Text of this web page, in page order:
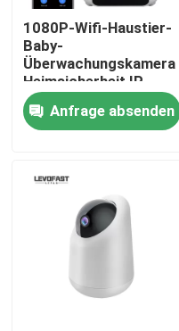
Werksbesichtigung
Qualitätskontrolle
Neuigkeiten
1080P-Wifi-Haustier-
Baby-
Überwachungskamera
Heimsicherheit IP-
Kamera mit Bildschirm
Anfrage absenden